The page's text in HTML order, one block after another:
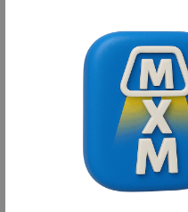
150*90*76 см, голубой, дерево, 4
стула - стол обеденный в
итальянском стиле
10
оплачено